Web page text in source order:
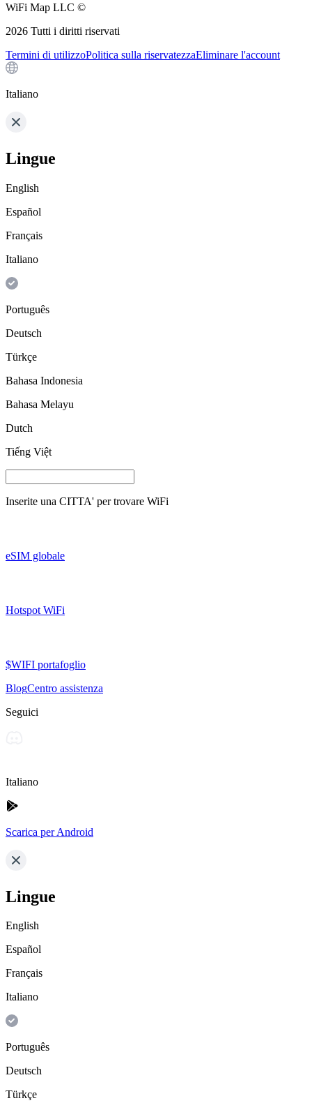
WiFi Map LLC ©
2026 Tutti i diritti riservati
Termini di utilizzoPolitica sulla riservatezzaEliminare l'account
Italiano
Lingue
English
Español
Français
Italiano
Português
Deutsch
Türkçe
Bahasa Indonesia
Bahasa Melayu
Dutch
Tiếng Việt
Inserite una CITTA' per trovare WiFi
eSIM globale
Hotspot WiFi
$WIFI portafoglio
BlogCentro assistenza
Seguici
Italiano
Scarica per Android
Lingue
English
Español
Français
Italiano
Português
Deutsch
Türkçe